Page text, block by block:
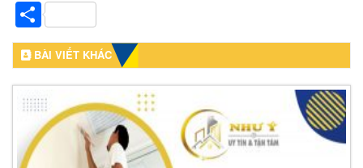
Share
BÀI VIẾT KHÁC